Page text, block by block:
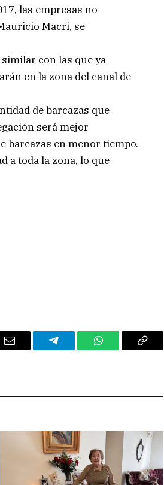
las empresas no
Macri, se
con las que ya
en la zona del canal de
de barcazas que
será mejor
barcazas en menor tiempo.
a toda la zona, lo que
Email Telegram WhatsAppCopy